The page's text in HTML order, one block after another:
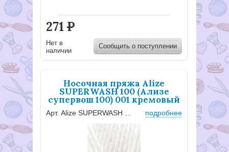
271 Р
Нет в
наличии
Сообщить о поступлении
Носочная пряжа Alize
SUPERWASH 100 (Ализе
супервош 100) 001 кремовый
подробнее